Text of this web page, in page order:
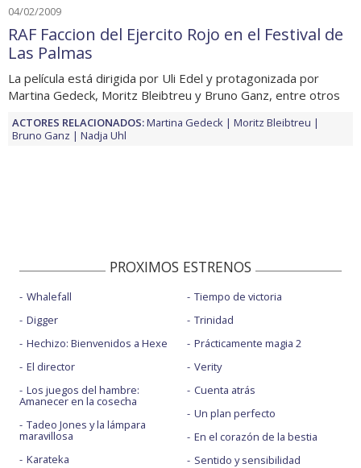
04/02/2009
RAF Faccion del Ejercito Rojo en el Festival de
Las Palmas
La película está dirigida por Uli Edel y protagonizada por
Martina Gedeck, Moritz Bleibtreu y Bruno Ganz, entre otros
ACTORES RELACIONADOS:Martina Gedeck
Moritz Bleibtreu
Bruno Ganz
Nadja Uhl
PROXIMOS ESTRENOS
Whalefall
Digger
Hechizo: Bienvenidos a Hexe
El director
Los juegos del hambre:
Amanecer en la cosecha
Tadeo Jones y la lámpara
maravillosa
Karateka
Tiempo de victoria
Trinidad
Prácticamente magia 2
Verity
Cuenta atrás
Un plan perfecto
En el corazón de la bestia
Sentido y sensibilidad